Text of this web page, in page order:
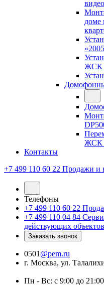
доме
ЖСК
ЖСК
Контакты
+7 499 110 60 22 Продажи и
Телефоны
+7 499 110 60 22
+7 499 110 04 84
действующих
Заказать звонок
0501 @pem.ru
г. Москва, ул.
Пн - Вс: с 9:00 до 21:00